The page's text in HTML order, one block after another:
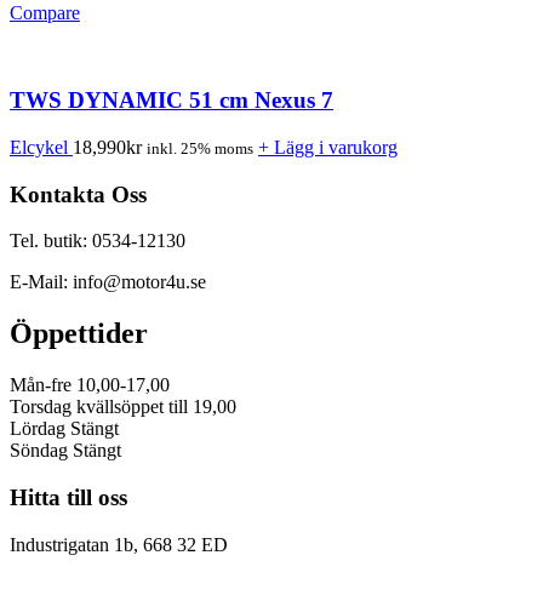
Compare
TWS DYNAMIC 51 cm Nexus 7
Elcykel 18,990kr inkl. 25% moms + Lägg i varukorg
Kontakta Oss
Tel. butik: 0534-12130
E-Mail: info@motor4u.se
Öppettider
Mån-fre 10,00-17,00
Torsdag kvällsöppet till 19,00
Lördag Stängt
Söndag Stängt
Hitta till oss
Industrigatan 1b, 668 32 ED